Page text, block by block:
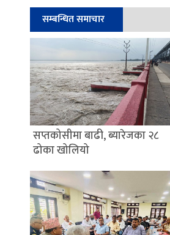
सम्बन्धित समाचार
सप्तकोसीमा बाढी, ब्यारेजका २८
ढोका खोलियो